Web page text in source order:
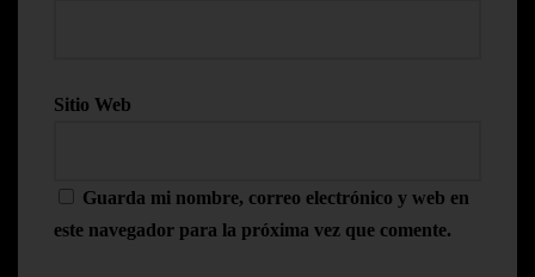
Sitio Web
Guarda mi nombre, correo electrónico y web en
este navegador para la próxima vez que comente.